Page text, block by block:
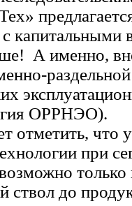
капитальными
А именно,
ОРРНЭО).
отметить, что
при
ствол до